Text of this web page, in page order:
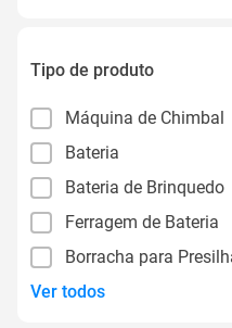
Tipo de produto
Máquina de Chimbal
Bateria
Bateria de Brinquedo
Ferragem de Bateria
Borracha para
Ver todos